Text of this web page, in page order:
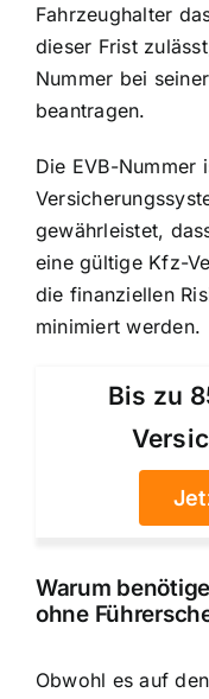
Fahrzeughalter
dieser Frist
Nummer bei
beantragen.
Die EVB-Nummer
gewährleistet,
eine gültige Kfz-
die finanziellen
minimiert werden.
Bis zu
Warum
ohne
Obwohl es auf